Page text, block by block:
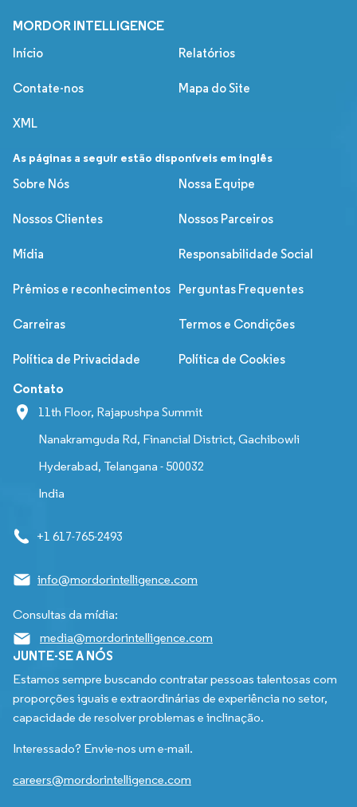
MORDOR INTELLIGENCE
Início Relatórios
Contate-nos Mapa do Site
XML
As páginas a seguir estão disponíveis em inglês
Sobre Nós
Nossa Equipe
Nossos Clientes Nossos Parceiros
Mídia Responsabilidade Social
Prêmios e reconhecimentos Perguntas Frequentes
Carreiras Termos e Condições
Política de Privacidade Política de Cookies
Contato
11th Floor, Rajapushpa Summit
Nanakramguda Rd, Financial District, Gachibowli
Hyderabad, Telangana - 500032
India
+1 617-765-2493
info@mordorintelligence.com
Consultas da mídia:
media@mordorintelligence.com
JUNTE-SE A NÓS
Estamos sempre buscando contratar pessoas talentosas com
proporções iguais e extraordinárias de experiência no setor,
capacidade de resolver problemas e inclinação.
Interessado? Envie-nos um e-mail.
careers@mordorintelligence.com